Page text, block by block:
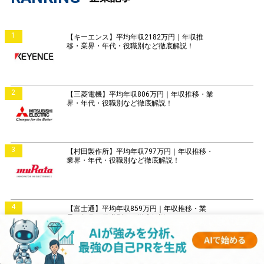
1
【キーエンス】平均年収2182万円｜年収推
移・業界・年代・役職別など徹底解説！
2
【三菱電機】平均年収806万円｜年収推移・業
界・年代・役職別など徹底解説！
3
【村田製作所】平均年収797万円｜年収推移・
業界・年代・役職別など徹底解説！
4
【富士通】平均年収859万円｜年収推移・業